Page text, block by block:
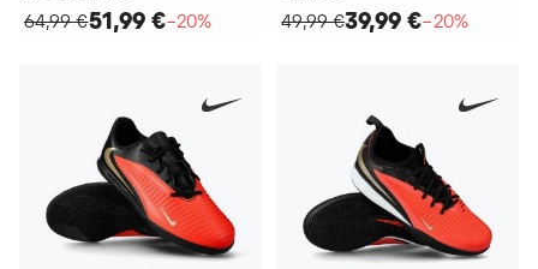
64,99 €51,99 €−20%
49,99 €39,99 €−20%